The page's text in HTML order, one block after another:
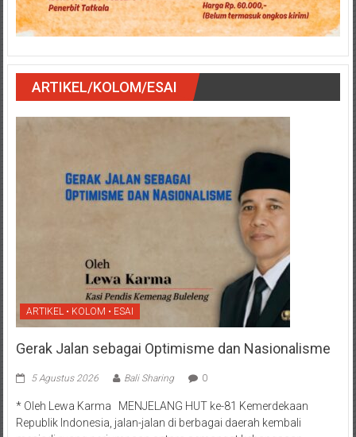
ARTIKEL/KOLOM/ESAI
ARTIKEL • KOLOM • ESAI
Gerak Jalan sebagai Optimisme dan Nasionalisme
5 Agustus 2026 Bali Sharing 0
* Oleh Lewa Karma MENJELANG HUT ke-81 Kemerdekaan
Republik Indonesia, jalan-jalan di berbagai daerah kembali